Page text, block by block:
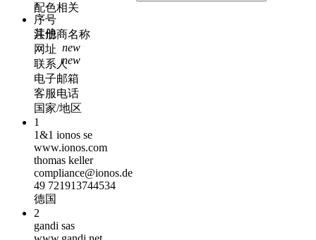
配色相关
其他
new
new
序号
注册商名称
网址
联系人
电子邮箱
客服电话
国家/地区
1
1&1 ionos se
www.ionos.com
thomas keller
compliance@ionos.de
49 721913744534
德国
2
gandi sas